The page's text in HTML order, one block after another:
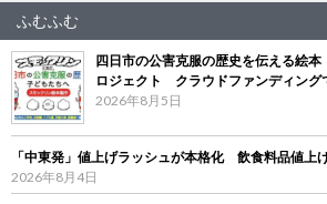
ふむふむ
四日市の公害克服の歴史を伝える絵
ロジェクト クラウドファンディング
2026年8月5日
「中東発」値上げラッシュが本格化 飲食料品値上
2026年8月4日